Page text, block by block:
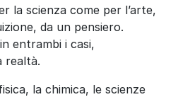
la scienza come per l’arte,
da un pensiero.
entrambi i casi,
realtà.
la chimica, le scienze